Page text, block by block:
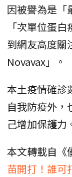
因被譽為是「
「次單位蛋
到網友高度關
Novavax」。
本土疫情確診
自我防疫外，
己增加保護力
本文轉載自《
苗開打！誰